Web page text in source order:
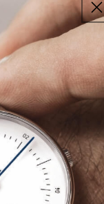
Heritage
€ EUR